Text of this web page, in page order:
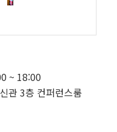
~ 18:00
관 3층 컨퍼런스룸